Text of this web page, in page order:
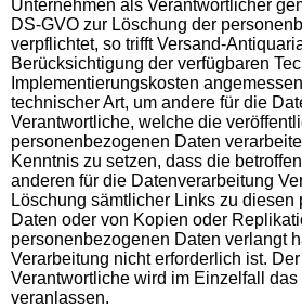
Unternehmen als Verantwortlicher
DS-GVO zur Löschung der
verpflichtet, so trifft Versand-
Berücksichtigung der verfügbaren
Implementierungskosten
technischer Art, um andere für die
Verantwortliche, welche die
personenbezogenen Daten
Kenntnis zu setzen, dass die
anderen für die Datenverarbeitung
Löschung sämtlicher Links zu diesen
Daten oder von Kopien oder
personenbezogenen Daten verlangt
Verarbeitung nicht erforderlich ist.
Verantwortliche wird im Einzelfall
veranlassen.